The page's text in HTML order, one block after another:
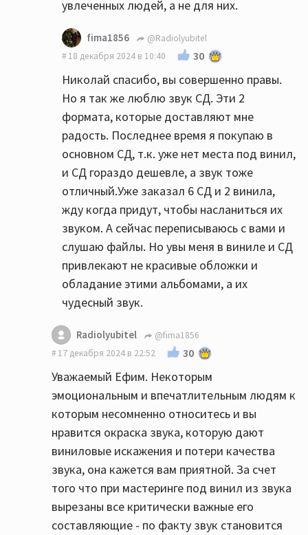
увлеченных людей, а не для них.
fima1856
@Radiolyubitel
18 декабря 2024 в 10:40
30
Николай спасибо, вы совершенно правы.
Но я так же люблю звук СД. Эти 2
формата, которые доставляют мне
радость. Последнее время я покупаю в
основном СД, т.к. уже нет места под винил,
и СД гораздо дешевле, а звук тоже
отличный.Уже заказал 6 СД и 2 винила,
жду когда придут, чтобы насланиться их
звуком. А сейчас переписываюсь с вами и
слушаю файлы. Но увы меня в виниле и СД
привлекают не красивые обложки и
обладание этими альбомами, а их
чудесный звук.
Radiolyubitel
@fima1856
17 декабря 2024 в 22:52
30
Уважаемый Ефим. Некоторым
эмоциональным и впечатлительным людям к
которым несомненно относитесь и вы
нравится окраска звука, которую дают
виниловые искажения и потери качества
звука, она кажется вам приятной. За счет
того что при мастеринге под винил из звука
вырезаны все критически важные его
составляющие - по факту звук становится